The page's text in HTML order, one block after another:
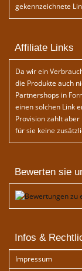
gekennzeichnete
Affiliate Links
Da wir ein
die Produkte auch
Partnershops in
einen solchen Link
Provision zahlt
für sie keine
Bewerten sie
Infos &
Impressum